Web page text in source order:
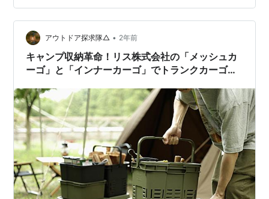
フな設計や、片手で持ち運べるハンドル付きなど、嬉し
い機能が満載。キャンプ以外にも、釣りやガーデニン
グ、洗車などさまざまな場面で大活躍するマルチな収納
容器を詳しくご紹介します。 トランク…
アウトドア探求隊△ • 2年前
キャンプ収納革命！リス株式会社の「メッシュカ
ーゴ」と「インナーカーゴ」でトランクカーゴを